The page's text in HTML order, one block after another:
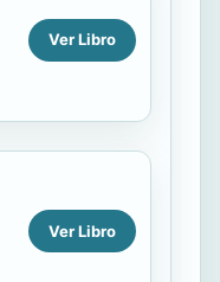
Ver Libro
Ver Libro